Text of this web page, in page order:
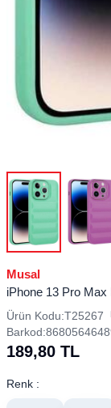
Musal
iPhone 13 Pro Max
Ürün Kodu:T25267
Barkod:
189,80 TL
Renk :